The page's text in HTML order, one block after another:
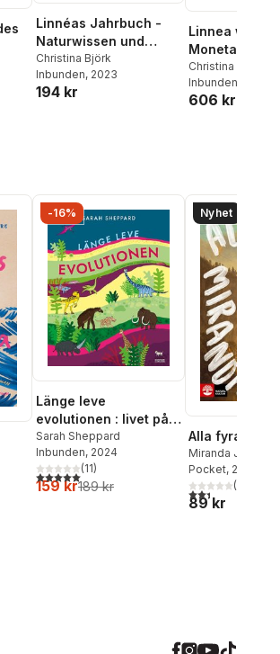
Linnéas Jahrbuch -
Naturwissen und
Basteltipps für jeden
Monat - Mit
Pflanzkalender
Christina Björk
Inbunden, 2023
194 kr
Linnea w
Moneta
Christina Björk
Inbunden
606 kr
antal röster:
-16%
Länge leve
evolutionen : livet på
jorden under 4,6
miljarder år!
Sarah Sheppard
Inbunden, 2024
5,0utav 5 stjärnor. Totalt antal röster:
(11)
159 kr189 kr
Nyhet
Alla fyra
Miranda July
Pocket, 2026
2,4utav 5(
89 kr